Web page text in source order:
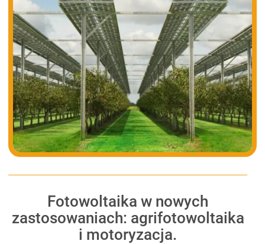
Fotowoltaika w nowych
zastosowaniach: agrifotowoltaika
i motoryzacja.